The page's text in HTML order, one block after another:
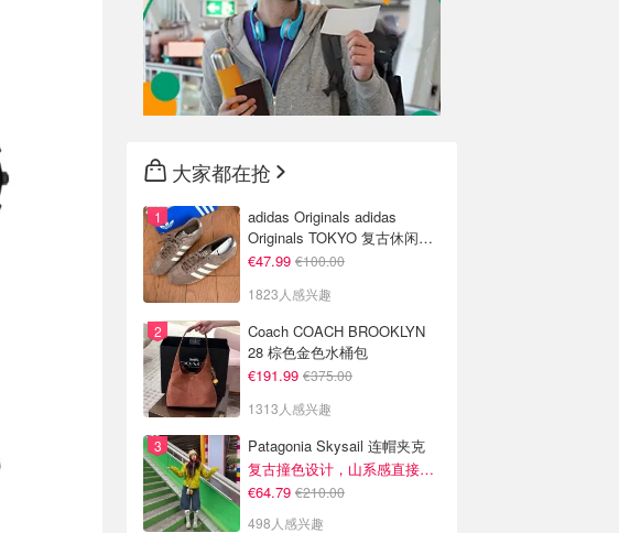
大家都在抢
adidas Originals adidas
Originals TOKYO 复古休闲鞋
深棕色
€47.99 €100.00
1823人感兴趣
Coach COACH BROOKLYN
28 棕色金色水桶包
€191.99 €375.00
1313人感兴趣
Patagonia Skysail 连帽夹克
复古撞色设计，山系感直接拉满
€64.79 €210.00
498人感兴趣